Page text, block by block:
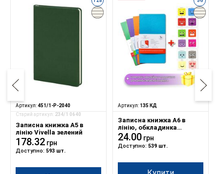
Артикул:451/1-P-2040
Старий артикул: 234/1 0640
Записна книжка А5 в
лінію Vivella зелений
178.32 грн
Доступно: 593 шт.
Артикул: 135 КД
Записна книжка А6 в
лінію, обкладинка
дизайнерський картон
різноколір
24.00 грн
Доступно: 539 шт.